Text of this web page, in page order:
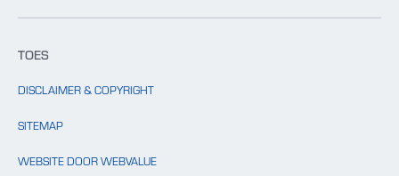
TOES
DISCLAIMER & COPYRIGHT
SITEMAP
WEBSITE DOOR WEBVALUE